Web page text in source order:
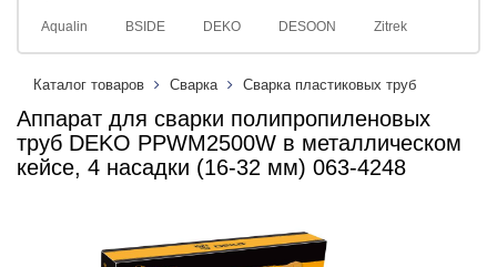
Aqualin BSIDE DEKO DESOON Zitrek
Каталог товаров Сварка Сварка пластиковых труб
Аппарат для сварки полипропиленовых
труб DEKO PPWM2500W в металлическом
кейсе, 4 насадки (16-32 мм) 063-4248